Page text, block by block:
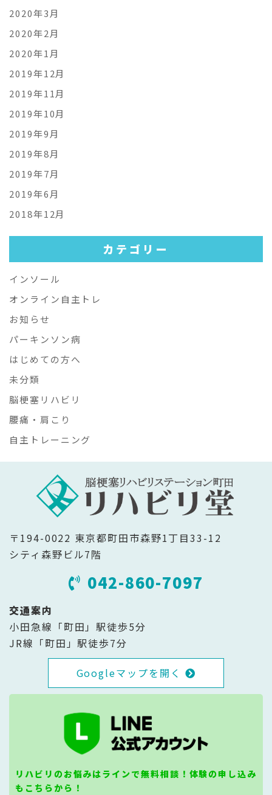
2020年3月
2020年2月
2020年1月
2019年12月
2019年11月
2019年10月
2019年9月
2019年8月
2019年7月
2019年6月
2018年12月
カテゴリー
インソール
オンライン自主トレ
お知らせ
パーキンソン病
はじめての方へ
未分類
脳梗塞リハビリ
腰痛・肩こり
自主トレーニング
〒194-0022 東京都町田市森野1丁目33-12
シティ森野ビル7階
042-860-7097
交通案内
小田急線「町田」駅徒歩5分
JR線「町田」駅徒歩7分
Googleマップを開く
リハビリのお悩みはラインで無料相談！体験の申し込み
もこちらから！